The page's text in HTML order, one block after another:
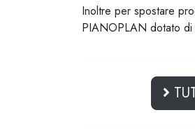
Inoltre per spostare
PIANOPLAN dotato di